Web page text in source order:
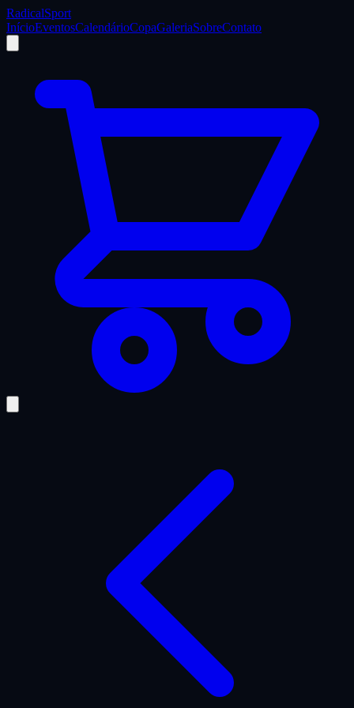
RadicalSport
InícioEventosCalendárioCopaGaleriaSobreContato